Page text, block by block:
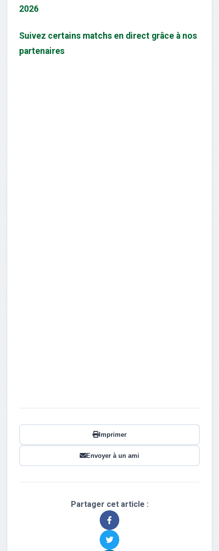
2026
Suivez certains matchs en direct grâce à nos
partenaires
Imprimer
Envoyer à un ami
Partager cet article :